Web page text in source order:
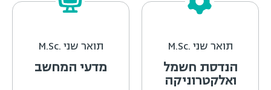
תואר שני .M.Sc
הנדסת חשמל
ואלקטרוניקה
תואר שני .M.Sc
מדעי המחשב